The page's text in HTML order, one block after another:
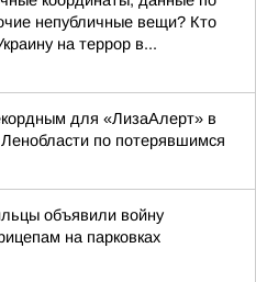
непубличные вещи? Кто
на террор в...
для «ЛизаАлерт» в
Ленобласти по потерявшимся
объявили войну
на парковках